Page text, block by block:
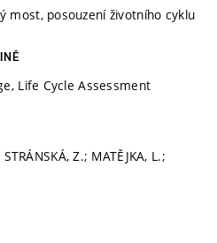
most, posouzení životního cyklu
Life Cycle Assessment
Z.; MATĚJKA, L.;